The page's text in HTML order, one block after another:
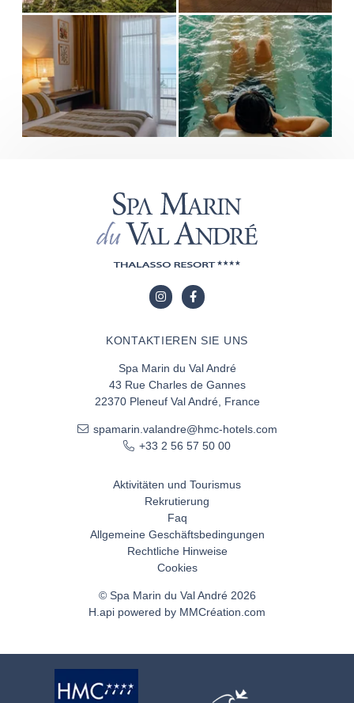
KONTAKTIEREN SIE UNS
Spa Marin du Val André
43 Rue Charles de Gannes
22370 Pleneuf Val André, France
spamarin.valandre@hmc-hotels.com
+33 2 56 57 50 00
Aktivitäten und Tourismus
Rekrutierung
Faq
Allgemeine Geschäftsbedingungen
Rechtliche Hinweise
Cookies
© Spa Marin du Val André 2026
H.api powered by MMCréation.com